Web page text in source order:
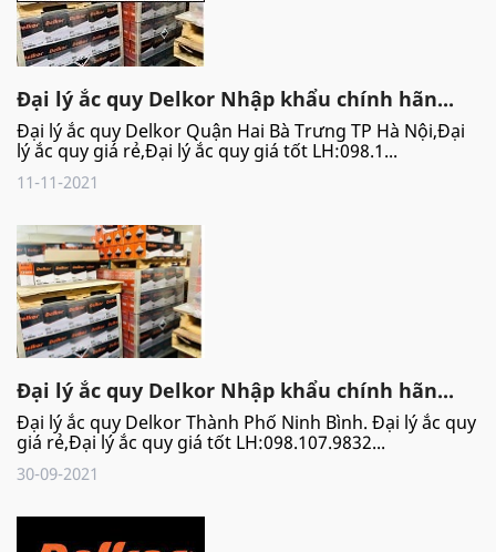
Đại lý ắc quy Delkor Nhập khẩu chính hãn...
Đại lý ắc quy Delkor Quận Hai Bà Trưng TP Hà Nội,Đại
lý ắc quy giá rẻ,Đại lý ắc quy giá tốt LH:098.1...
11-11-2021
Đại lý ắc quy Delkor Nhập khẩu chính hãn...
Đại lý ắc quy Delkor Thành Phố Ninh Bình. Đại lý ắc quy
giá rẻ,Đại lý ắc quy giá tốt LH:098.107.9832...
30-09-2021